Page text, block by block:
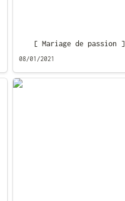
[ Mariage de passion ]
08/01/2021
[The Bouloches Project]